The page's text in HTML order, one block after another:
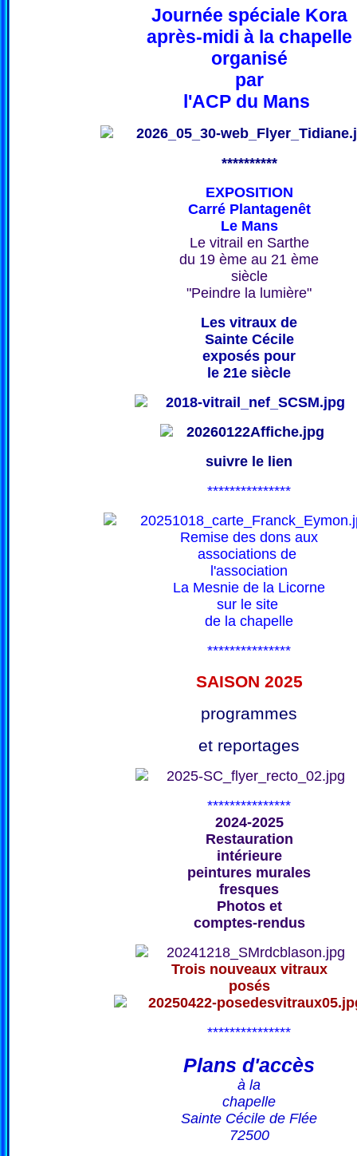
Journée spéciale Kora
après-midi à la chapelle
organisé
par
l'ACP du Mans
**********
EXPOSITION
Carré Plantagenêt
Le Mans
Le vitrail en Sarthe
du 19 ème au 21 ème
siècle
"Peindre la lumière"
Les vitraux de
Sainte Cécile
exposés pour
le 21e siècle
suivre le lien
***************
Remise des dons aux
associations de
l'association
La Mesnie de la Licorne
sur le site
de la chapelle
***************
SAISON 2025
programmes
et reportages
***************
2024-2025
Restauration
intérieure
peintures murales
fresques
Photos et
comptes-rendus
Trois nouveaux vitraux
posés
***************
Plans d'accès
à la
chapelle
Sainte Cécile de Flée
72500